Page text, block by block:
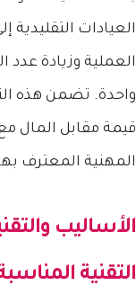
العيادات التقليدية
العملية وزيادة
واحدة. تضمن هذه
قيمة مقابل المال
المهنية المعترف
الأساليب
التقنية